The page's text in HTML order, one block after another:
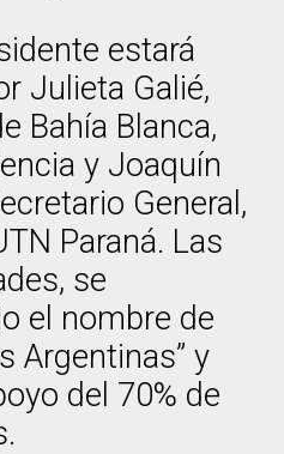
estará
Julieta Galié,
Bahía Blanca,
y Joaquín
General,
Paraná. Las
se
el nombre de
Argentinas” y
del 70% de